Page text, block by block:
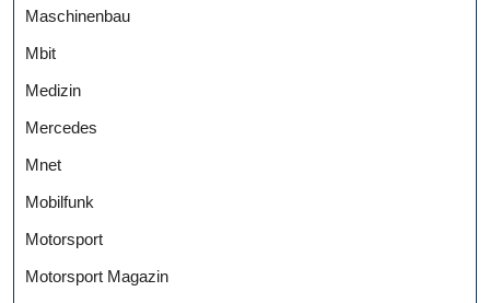
Maschinenbau
Mbit
Medizin
Mercedes
Mnet
Mobilfunk
Motorsport
Motorsport Magazin